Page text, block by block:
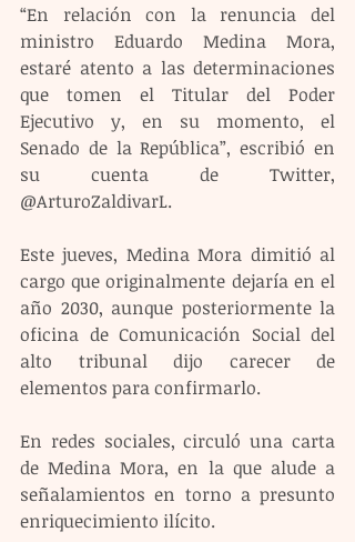
“En relación con la renuncia del
ministro Eduardo Medina Mora,
estaré atento a las determinaciones
que tomen el Titular del Poder
Ejecutivo y, en su momento, el
Senado de la República”, escribió en
su cuenta de Twitter,
@ArturoZaldivarL.
Este jueves, Medina Mora dimitió al
cargo que originalmente dejaría en el
año 2030, aunque posteriormente la
oficina de Comunicación Social del
alto tribunal dijo carecer de
elementos para confirmarlo.
En redes sociales, circuló una carta
de Medina Mora, en la que alude a
señalamientos en torno a presunto
enriquecimiento ilícito.